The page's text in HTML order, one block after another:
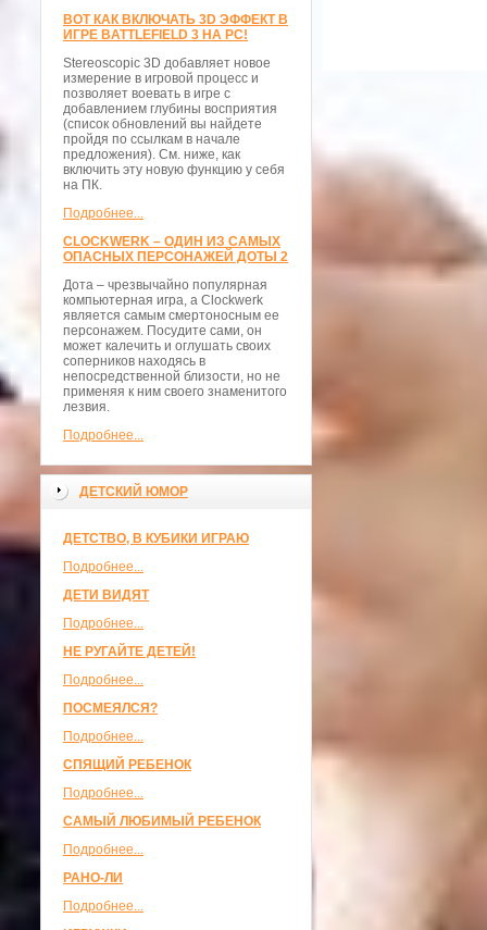
ВОТ КАК ВКЛЮЧАТЬ 3D ЭФФЕКТ В
ИГРЕ BATTLEFIELD 3 НА PC!
Stereoscopic 3D добавляет новое
измерение в игровой процесс и
позволяет воевать в игре с
добавлением глубины восприятия
(список обновлений вы найдете
пройдя по ссылкам в начале
предложения). См. ниже, как
включить эту новую функцию у себя
на ПК.
Подробнее...
CLOCKWERK – ОДИН ИЗ САМЫХ
ОПАСНЫХ ПЕРСОНАЖЕЙ ДОТЫ 2
Дота – чрезвычайно популярная
компьютерная игра, а Clockwerk
является самым смертоносным ее
персонажем. Посудите сами, он
может калечить и оглушать своих
соперников находясь в
непосредственной близости, но не
применяя к ним своего знаменитого
лезвия.
Подробнее...
ДЕТСКИЙ ЮМОР
ДЕТСТВО, В КУБИКИ ИГРАЮ
Подробнее...
ДЕТИ ВИДЯТ
Подробнее...
НЕ РУГАЙТЕ ДЕТЕЙ!
Подробнее...
ПОСМЕЯЛСЯ?
Подробнее...
СПЯЩИЙ РЕБЕНОК
Подробнее...
САМЫЙ ЛЮБИМЫЙ РЕБЕНОК
Подробнее...
РАНО-ЛИ
Подробнее...